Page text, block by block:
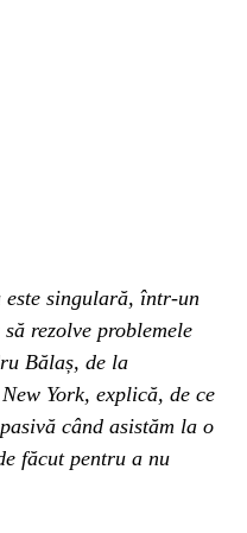
este singulară, într-un
rezolve problemele
Bălaș, de la
York, explică, de ce
când asistăm la o
făcut pentru a nu